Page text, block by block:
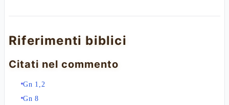
Riferimenti biblici
Citati nel commento
Gn 1,2
Gn 8